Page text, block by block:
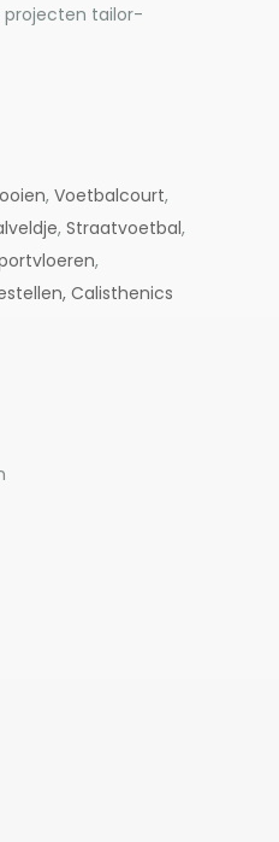
projecten tailor-
, Voetbalcourt,
, Straatvoetbal,
,
Calisthenics